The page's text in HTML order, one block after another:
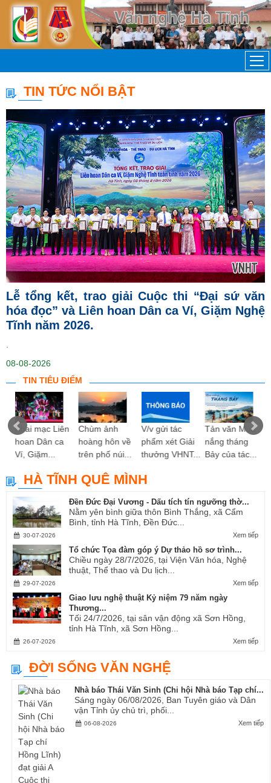
TIN TỨC NỔI BẬT
Lễ tổng kết, trao giải Cuộc thi “Đại sứ văn
hóa đọc” và Liên hoan Dân ca Ví, Giặm Nghệ
Tĩnh năm 2026.
08-08-2026
TIN TIÊU ĐIỂM
Khai mạc Liên
hoan Dân ca
Ví, Giặm...
Chùm ảnh
hoàng hôn về
trên phố núi...
V/v gửi tác
phẩm xét Giải
thưởng VHNT...
Tản văn Mùa
nắng tháng
Bảy của tác...
HÀ TĨNH QUÊ MÌNH
Đền Đức Đại Vương - Dấu tích tín ngưỡng thờ...
Nằm yên bình giữa thôn Bình Thắng, xã Cẩm
Bình, tỉnh Hà Tĩnh, Đền Đức...
Xem tiếp
30-07-2026
Tổ chức Tọa đàm góp ý Dự thảo hồ sơ trình...
Chiều ngày 28/7/2026, tại Viện Văn hóa, Nghệ
thuật, Thể thao và Du lịch...
Xem tiếp
29-07-2026
Giao lưu nghệ thuật Kỷ niệm 79 năm ngày
Thương...
Tối 24/7/2026, tại sân vận động xã Sơn Hồng,
tỉnh Hà Tĩnh, xã Sơn Hồng...
Xem tiếp
26-07-2026
ĐỜI SỐNG VĂN NGHỆ
Nhà báo Thái Văn Sinh (Chi hội Nhà báo Tạp chí...
Sáng ngày 06/08/2026, Ban Tuyên giáo và Dân
vận Tỉnh ủy chủ trì, phối...
Xem tiếp
06-08-2026